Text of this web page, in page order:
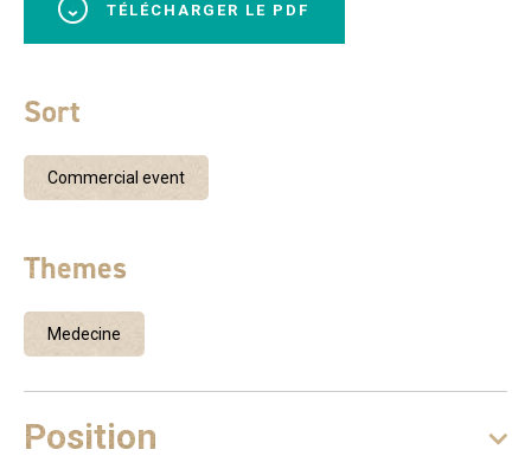
TÉLÉCHARGER LE PDF
Sort
Commercial event
Themes
Medecine
Position